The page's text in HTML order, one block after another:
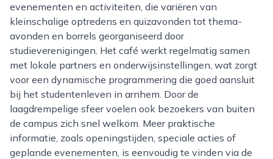
evenementen en activiteiten, die variëren van
kleinschalige optredens en quizavonden tot thema-
avonden en borrels georganiseerd door
studieverenigingen. Het café werkt regelmatig samen
met lokale partners en onderwijsinstellingen, wat zorgt
voor een dynamische programmering die goed aansluit
bij het studentenleven in arnhem. Door de
laagdrempelige sfeer voelen ook bezoekers van buiten
de campus zich snel welkom. Meer praktische
informatie, zoals openingstijden, speciale acties of
geplande evenementen, is eenvoudig te vinden via de